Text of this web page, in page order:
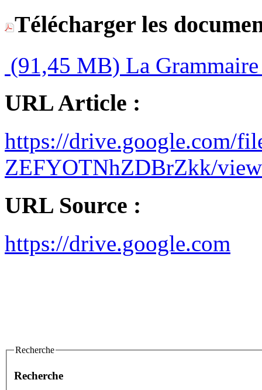
Télécharger les
(91,45 MB) La
URL Article :
https://drive.google.com/
ZEFYOTNhZDBrZkk/view
URL Source :
https://drive.google.com
Recherche
Recherche